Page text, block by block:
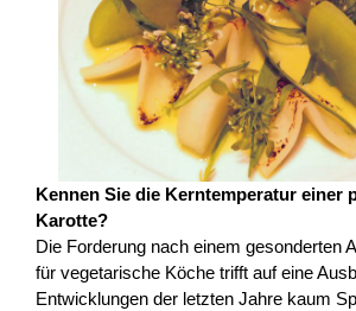
Kennen Sie die Kerntemperatur einer
Karotte?
Die Forderung nach einem gesonderten
für vegetarische Köche trifft auf eine
Entwicklungen der letzten Jahre kaum